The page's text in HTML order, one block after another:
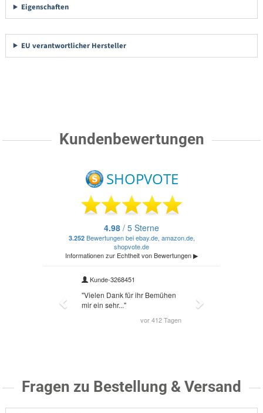
Eigenschaften
EU verantwortlicher Hersteller
Kundenbewertungen
Fragen zu Bestellung & Versand